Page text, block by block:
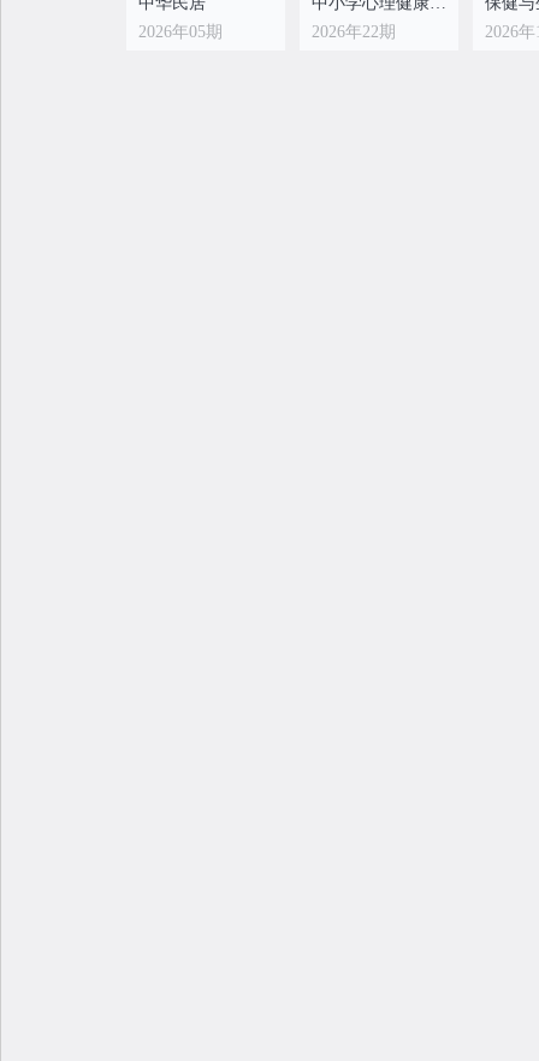
2026年05期
2026年22期
2026年